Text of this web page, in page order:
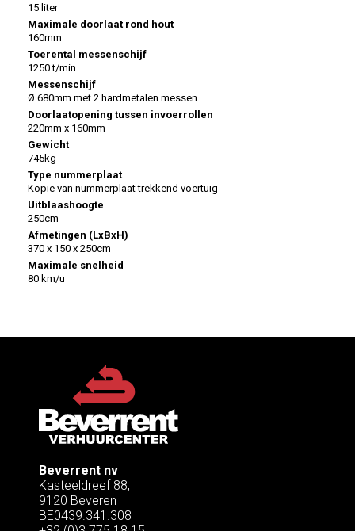
15 liter
Maximale doorlaat rond hout
160mm
Toerental messenschijf
1250 t/min
Messenschijf
Ø 680mm met 2 hardmetalen messen
Doorlaatopening tussen invoerrollen
220mm x 160mm
Gewicht
745kg
Type nummerplaat
Kopie van nummerplaat trekkend voertuig
Uitblaashoogte
250cm
Afmetingen (LxBxH)
370 x 150 x 250cm
Maximale snelheid
80 km/u
Beverrent nv
Kasteeldreef 88,
9120 Beveren
BE0439.341.308